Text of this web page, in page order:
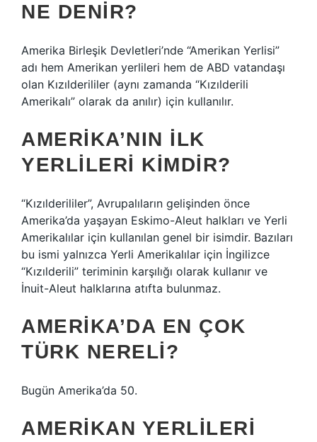
NE DENIR?
Amerika Birleşik Devletleri’nde “Amerikan Yerlisi”
adı hem Amerikan yerlileri hem de ABD vatandaşı
olan Kızılderililer (aynı zamanda “Kızılderili
Amerikalı” olarak da anılır) için kullanılır.
AMERIKA’NIN ILK
YERLILERI KIMDIR?
“Kızılderililer”, Avrupalıların gelişinden önce
Amerika’da yaşayan Eskimo-Aleut halkları ve Yerli
Amerikalılar için kullanılan genel bir isimdir. Bazıları
bu ismi yalnızca Yerli Amerikalılar için İngilizce
“Kızılderili” teriminin karşılığı olarak kullanır ve
İnuit-Aleut halklarına atıfta bulunmaz.
AMERIKA’DA EN ÇOK
TÜRK NERELI?
Bugün Amerika’da 50.
AMERIKAN YERLILERI